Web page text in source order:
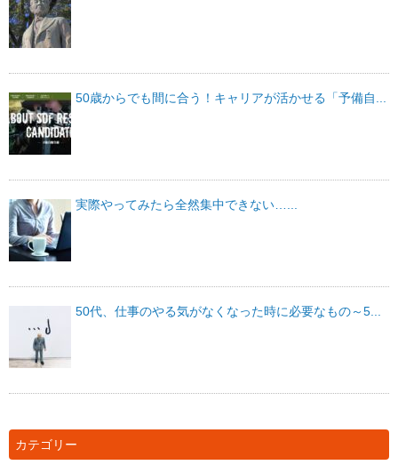
50歳からでも間に合う！キャリアが活かせる「予備自...
実際やってみたら全然集中できない…...
50代、仕事のやる気がなくなった時に必要なもの～5...
カテゴリー